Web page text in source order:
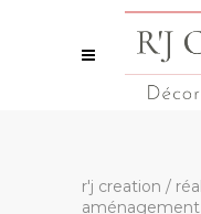
r'j creation /